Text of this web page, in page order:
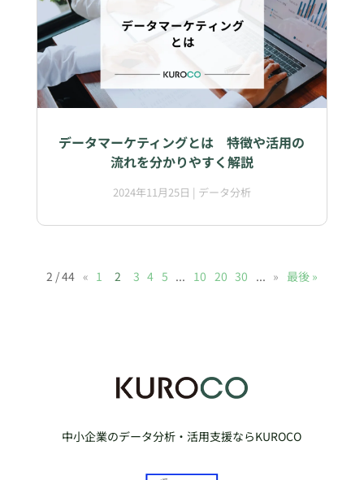
データマーケティングとは 特徴や活用の
流れを分かりやすく解説
2024年11月25日 | データ分析
2 / 44 « 1 2 3 4 5 ... 10 20 30 ... » 最後 »
中小企業のデータ分析・活用支援ならKUROCO